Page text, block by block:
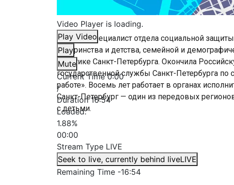
Video Player is loading.
Play Video
Play
Mute
Current Time0:00
/
Duration16:54
Loaded:
1.88%
00:00
Stream Type LIVE
Seek to live, currently behind liveLIVE
Remaining Time -16:54
Главный специалист отдела социальной
материнства и детства, семейной и
политике Санкт-Петербурга. Окончила
государственной службы Санкт-Петербурга по
работе». Восемь лет работает в органах
Санкт-Петербург — один из передовых
с детьми.